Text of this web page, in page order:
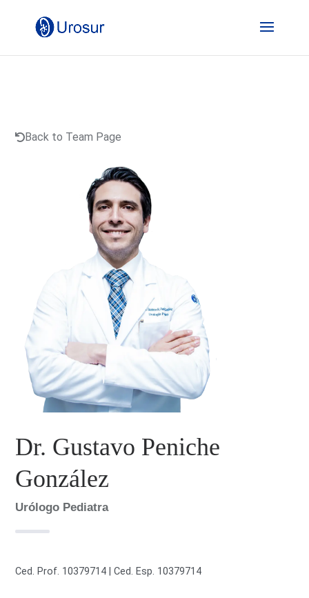
Back to Team Page
Dr. Gustavo Peniche
González
Urólogo Pediatra
Ced. Prof. 10379714 | Ced. Esp. 10379714